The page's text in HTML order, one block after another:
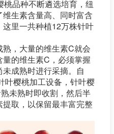
品种不断遴选培育，纽
生素含量高、同时富含
里一共种植12万株针叶
，大量的维生素C就会
的维生素C，必须掌握
成熟时进行采摘。自
叶樱桃加工设备，针叶樱
未熟时即收割，然后半
取，以保留最丰富完整